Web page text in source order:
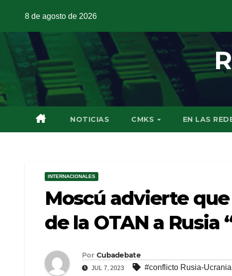
8 de agosto de 2026
NOTICIAS CMKS EN LAS
INTERNACIONALES
Moscú advierte
de la OTAN a Rusia
Por Cubadebate
JUL 7, 2023 #conflicto Rusia-Ucrania